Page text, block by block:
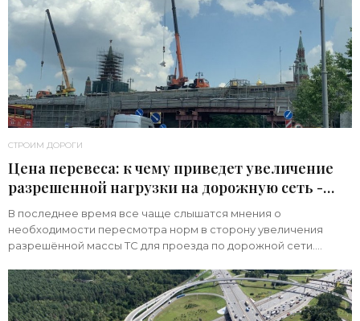
СТРОИМ ДОРОГИ
Цена перевеса: к чему приведет увеличение
разрешенной нагрузки на дорожную сеть -
«Строим Дороги»
В последнее время все чаще слышатся мнения о
необходимости пересмотра норм в сторону увеличения
разрешённой массы ТС для проезда по дорожной сети.